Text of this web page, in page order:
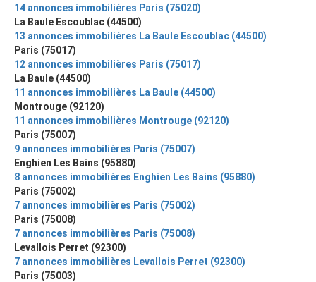
14 annonces immobilières Paris (75020)
La Baule Escoublac (44500)
13 annonces immobilières La Baule Escoublac (44500)
Paris (75017)
12 annonces immobilières Paris (75017)
La Baule (44500)
11 annonces immobilières La Baule (44500)
Montrouge (92120)
11 annonces immobilières Montrouge (92120)
Paris (75007)
9 annonces immobilières Paris (75007)
Enghien Les Bains (95880)
8 annonces immobilières Enghien Les Bains (95880)
Paris (75002)
7 annonces immobilières Paris (75002)
Paris (75008)
7 annonces immobilières Paris (75008)
Levallois Perret (92300)
7 annonces immobilières Levallois Perret (92300)
Paris (75003)